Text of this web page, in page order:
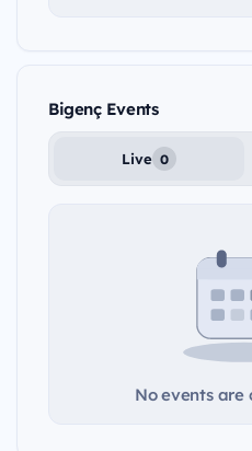
Bigenç Events
Live 0
No events are